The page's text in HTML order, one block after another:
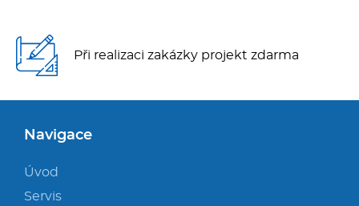
Při realizaci zakázky projekt zdarma
Navigace
Úvod
Servis